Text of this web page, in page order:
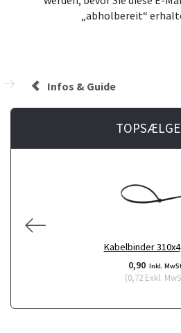
„abholbereit“
Infos & Guide
Kabelbinder
0,90 Inkl.
(0,72Exkl.